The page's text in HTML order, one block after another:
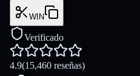
WIN
Verificado
4.9(15,460 reseñas)